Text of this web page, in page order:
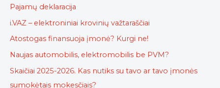
Pajamų deklaracija
i.VAZ – elektroniniai krovinių važtaraščiai
Atostogas finansuoja įmonė? Kurgi ne!
Naujas automobilis, elektromobilis be PVM?
Skaičiai 2025-2026. Kas nutiks su tavo ar tavo įmonės
sumokėtais mokesčiais?